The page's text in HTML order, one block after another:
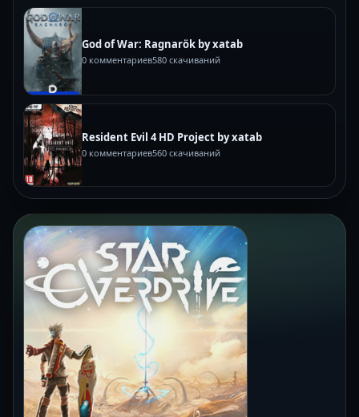
God of War: Ragnarök by xatab
0 комментариев580 скачиваний
Resident Evil 4 HD Project by xatab
0 комментариев560 скачиваний